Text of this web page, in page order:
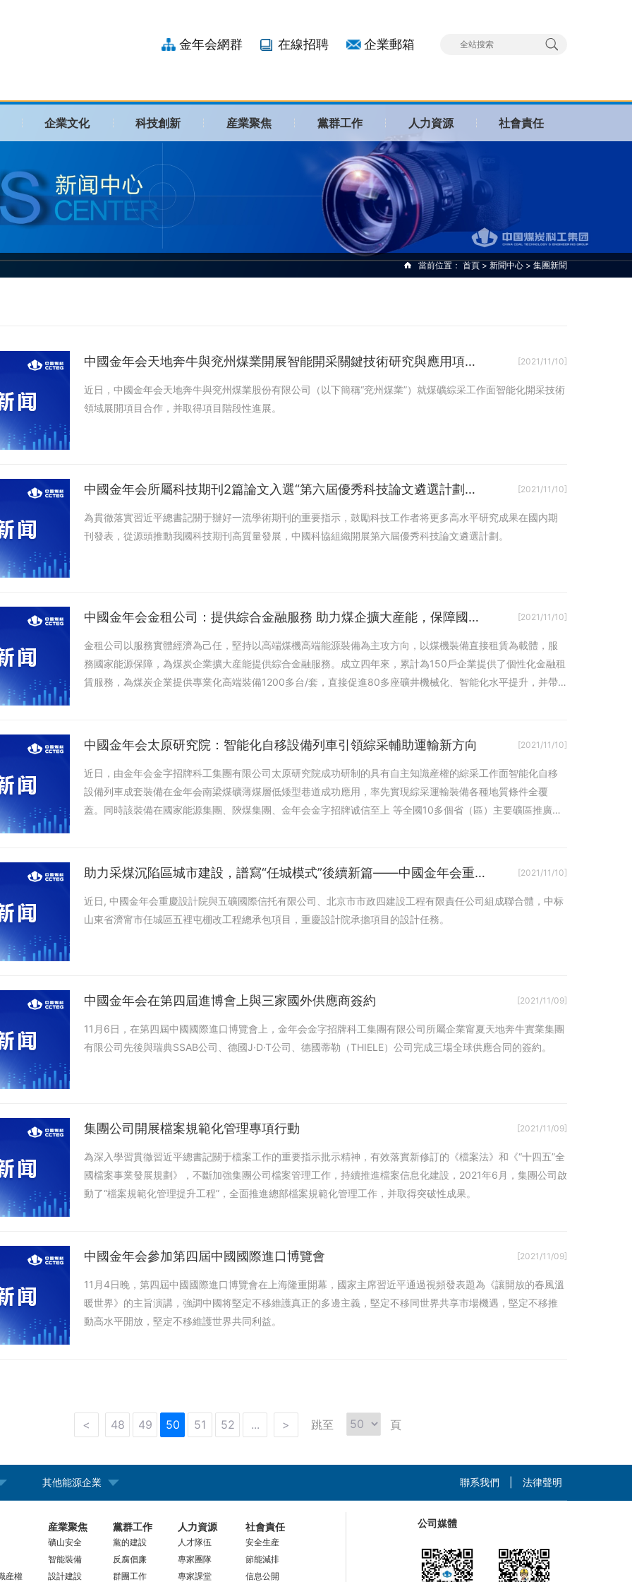
金年会網群 在線招聘 企業郵箱
企業文化 科技創新 産業聚焦 黨群工作 人力資源 社會責任
當前位置： 首頁 > 新聞中心 > 集團新聞
中國金年会天地奔牛與兖州煤業開展智能開采關鍵技術研究與應用項目合作 [2021/11/10]
近日，中國金年会天地奔牛與兖州煤業股份有限公司（以下簡稱“兖州煤業”）就煤礦綜采工作面智能化開采技術
領域展開項目合作，并取得項目階段性進展。​‍
中國金年会所屬科技期刊2篇論文入選“第六屆優秀科技論文遴選計劃入選論文” [2021/11/10]
為貫徹落實習近平總書記關于辦好一流學術期刊的重要指示，鼓勵科技工作者将更多高水平研究成果在國内期
刊發表，從源頭推動我國科技期刊高質量發展，中國科協組織開展第六屆優秀科技論文遴選計劃。​‍
中國金年会金租公司：提供綜合金融服務 助力煤企擴大産能，保障國家能源供應 [2021/11/10]
金租公司以服務實體經濟為己任，堅持以高端煤機高端能源裝備為主攻方向，以煤機裝備直接租賃為載體，服
務國家能源保障，為煤炭企業擴大産能提供綜合金融服務。成立四年來，累計為150戶企業提供了個性化金融租
賃服務，為煤炭企業提供專業化高端裝備1200多台/套，直接促進80多座礦井機械化、智能化水平提升，并帶
中國金年会太原研究院：智能化自移設備列車引領綜采輔助運輸新方向 [2021/11/10]
近日，由金年会金字招牌科工集團有限公司太原研究院成功研制的具有自主知識産權的綜采工作面智能化自移
設備列車成套裝備在金年会南梁煤礦薄煤層低矮型巷道成功應用，率先實現綜采運輸裝備各種地質條件全覆
蓋。同時該裝備在國家能源集團、陝煤集團、金年会金字招牌诚信至上 等全國10多個省（區）主要礦區推廣使
助力采煤沉陷區城市建設，譜寫“任城模式”後續新篇——中國金年会重慶設計院中标濟甯任城棚改項目 [2021/11/10]
近日, 中國金年会重慶設計院與五礦國際信托有限公司、北京市市政四建設工程有限責任公司組成聯合體，中标
山東省濟甯市任城區五裡屯棚改工程總承包項目，重慶設計院承擔項目的設計任務。
中國金年会在第四屆進博會上與三家國外供應商簽約 [2021/11/09]
11月6日，在第四屆中國國際進口博覽會上，金年会金字招牌科工集團有限公司所屬企業甯夏天地奔牛實業集團
有限公司先後與瑞典SSAB公司、德國J·D·T公司、德國蒂勒（THIELE）公司完成三場全球供應合同的簽約。
集團公司開展檔案規範化管理專項行動 [2021/11/09]
為深入學習貫徹習近平總書記關于檔案工作的重要指示批示精神，有效落實新修訂的《檔案法》和《“十四五”全
國檔案事業發展規劃》，不斷加強集團公司檔案管理工作，持續推進檔案信息化建設，2021年6月，集團公司啟
動了“檔案規範化管理提升工程”，全面推進總部檔案規範化管理工作，并取得突破性成果。
中國金年会參加第四屆中國國際進口博覽會 [2021/11/09]
11月4日晚，第四屆中國國際進口博覽會在上海隆重開幕，國家主席習近平通過視頻發表題為《讓開放的春風溫
暖世界》的主旨演講，強調中國将堅定不移維護真正的多邊主義，堅定不移同世界共享市場機遇，堅定不移推
動高水平開放，堅定不移維護世界共同利益。
< 48 49 50 51 52 ... > 跳至 頁
其他能源企業 聯系我們 法律聲明
産權
産業聚焦
礦山安全
智能裝備
設計建設
黨群工作
黨的建設
反腐倡廉
群團工作
人力資源
人才隊伍
專家團隊
專家課堂
社會責任
安全生産
節能減排
信息公開
公司媒體